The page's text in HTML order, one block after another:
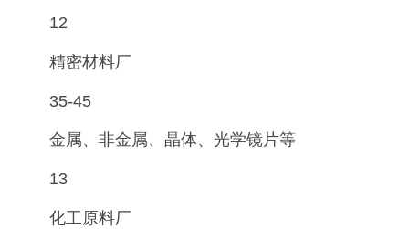
12
精密材料厂
35-45
金属、非金属、晶体、光学镜片等
13
化工原料厂